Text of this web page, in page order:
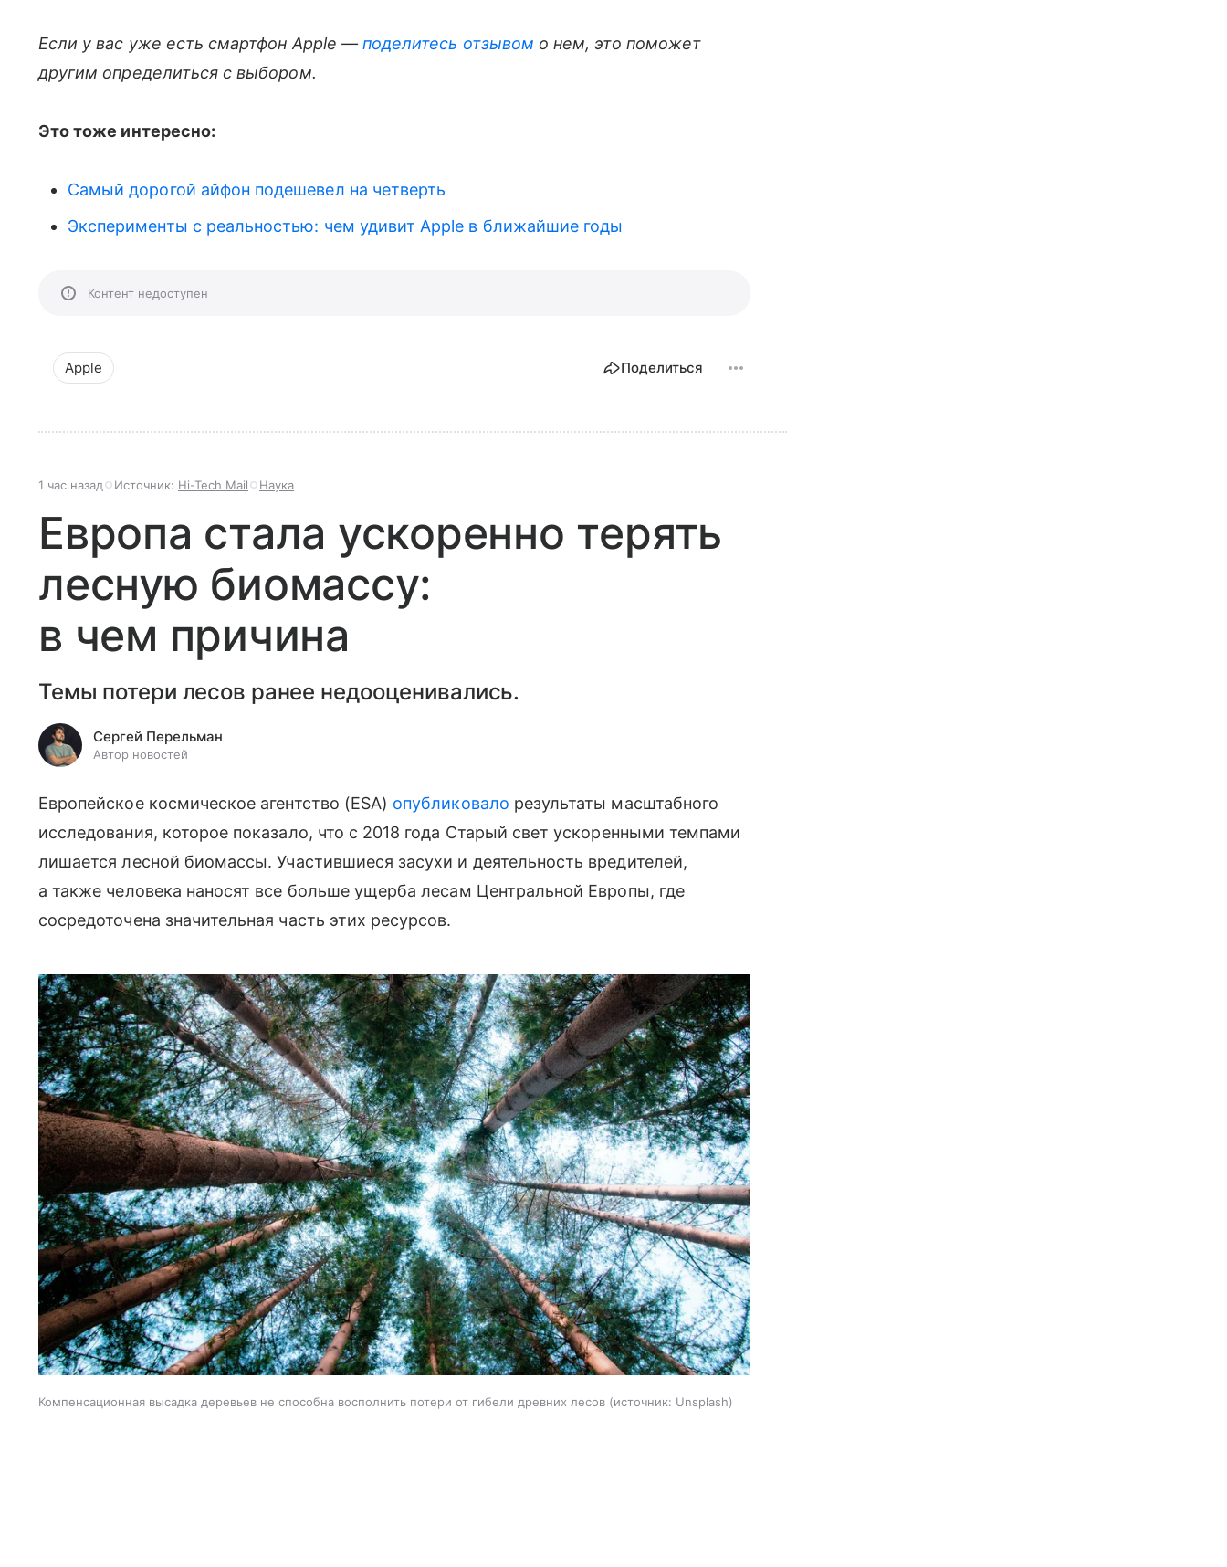
Если у вас уже есть смартфон Apple — поделитесь отзывом о нем, это поможет
другим определиться с выбором.
Это тоже интересно:
Самый дорогой айфон подешевел на четверть
Эксперименты с реальностью: чем удивит Apple в ближайшие годы
Контент недоступен
Apple Поделиться
1 час назад Источник: Hi-Tech Mail Наука
Европа стала ускоренно терять
лесную биомассу:
в чем причина
Темы потери лесов ранее недооценивались.
Сергей Перельман
Автор новостей
Европейское космическое агентство (ESA) опубликовало результаты масштабного
исследования, которое показало, что с 2018 года Старый свет ускоренными темпами
лишается лесной биомассы. Участившиеся засухи и деятельность вредителей,
а также человека наносят все больше ущерба лесам Центральной Европы, где
сосредоточена значительная часть этих ресурсов.
Компенсационная высадка деревьев не способна восполнить потери от гибели древних лесов источник: Unsplash